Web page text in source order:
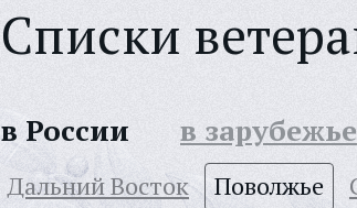
Списки
в России в зарубежье
Дальний Восток Поволжье